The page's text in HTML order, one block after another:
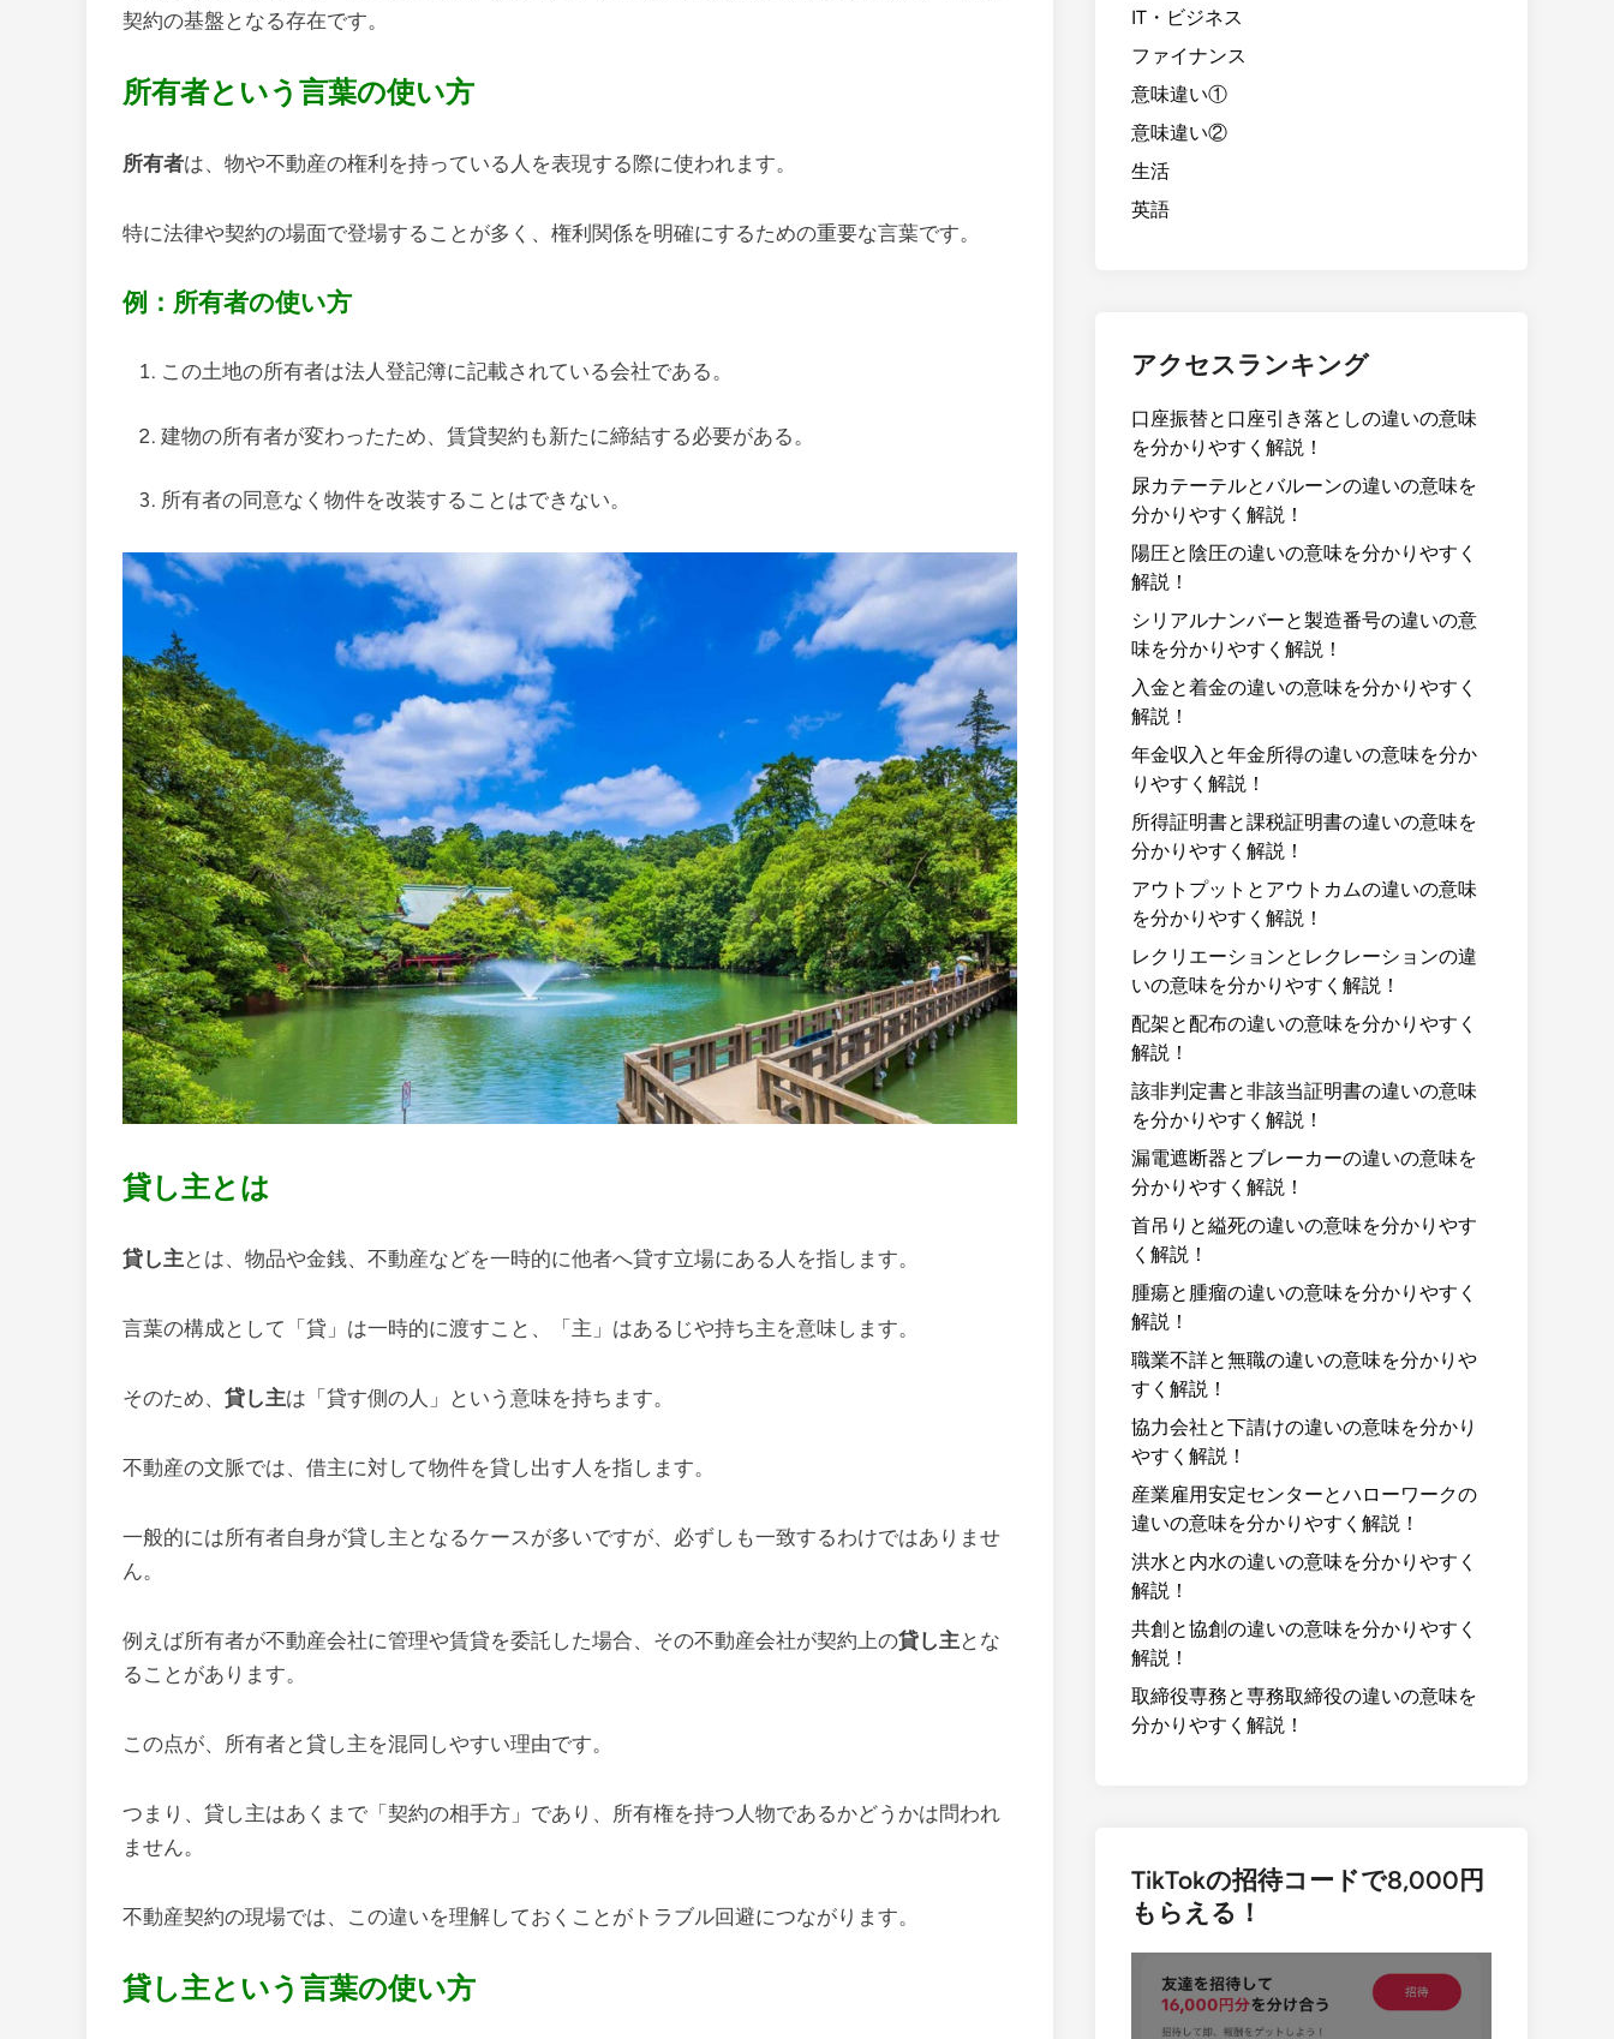
契約の基盤となる存在です。
所有者という言葉の使い方
所有者は、物や不動産の権利を持っている人を表現する際に使われます。
特に法律や契約の場面で登場することが多く、権利関係を明確にするための重要な言葉です。
例：所有者の使い方
この土地の所有者は法人登記簿に記載されている会社である。
建物の所有者が変わったため、賃貸契約も新たに締結する必要がある。
所有者の同意なく物件を改装することはできない。
貸し主とは
貸し主とは、物品や金銭、不動産などを一時的に他者へ貸す立場にある人を指します。
言葉の構成として「貸」は一時的に渡すこと、「主」はあるじや持ち主を意味します。
そのため、 貸し主は「貸す側の人」という意味を持ちます。
不動産の文脈では、借主に対して物件を貸し出す人を指します。
一般的には所有者自身が貸し主となるケースが多いですが、必ずしも一致するわけではありませ
ん。
例えば所有者が不動産会社に管理や賃貸を委託した場合、その不動産会社が契約上の貸し主とな
ることがあります。
この点が、所有者と貸し主を混同しやすい理由です。
つまり、貸し主はあくまで「契約の相手方」であり、所有権を持つ人物であるかどうかは問われ
ません。
不動産契約の現場では、この違いを理解しておくことがトラブル回避につながります。
貸し主という言葉の使い方
IT・ビジネス
ファイナンス
意味違い①
意味違い②
生活
英語
アクセスランキング
口座振替と口座引き落としの違いの意味
を分かりやすく解説！
尿カテーテルとバルーンの違いの意味を
分かりやすく解説！
陽圧と陰圧の違いの意味を分かりやすく
解説！
シリアルナンバーと製造番号の違いの意
味を分かりやすく解説！
入金と着金の違いの意味を分かりやすく
解説！
年金収入と年金所得の違いの意味を分か
りやすく解説！
所得証明書と課税証明書の違いの意味を
分かりやすく解説！
アウトプットとアウトカムの違いの意味
を分かりやすく解説！
レクリエーションとレクレーションの違
いの意味を分かりやすく解説！
配架と配布の違いの意味を分かりやすく
解説！
該非判定書と非該当証明書の違いの意味
を分かりやすく解説！
漏電遮断器とブレーカーの違いの意味を
分かりやすく解説！
首吊りと縊死の違いの意味を分かりやす
く解説！
腫瘍と腫瘤の違いの意味を分かりやすく
解説！
職業不詳と無職の違いの意味を分かりや
すく解説！
協力会社と下請けの違いの意味を分かり
やすく解説！
産業雇用安定センターとハローワークの
違いの意味を分かりやすく解説！
洪水と内水の違いの意味を分かりやすく
解説！
共創と協創の違いの意味を分かりやすく
解説！
取締役専務と専務取締役の違いの意味を
分かりやすく解説！
TikTokの招待コードで8,000円
もらえる！